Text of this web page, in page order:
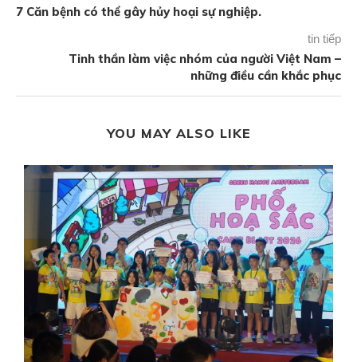
7 Căn bệnh có thể gây hủy hoại sự nghiệp.
tin tiếp
Tinh thần làm việc nhóm của người Việt Nam –
những điều cần khắc phục
YOU MAY ALSO LIKE